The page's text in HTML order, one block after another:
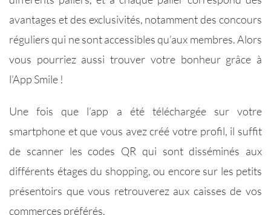
avantages et des exclusivités, notamment des concours
réguliers qui ne sont accessibles qu’aux membres. Alors
vous pourriez aussi trouver votre bonheur grâce à
l’App Smile !
Une fois que l’app a été téléchargée sur votre
smartphone et que vous avez créé votre profil, il suffit
de scanner les codes QR qui sont disséminés aux
différents étages du shopping, ou encore sur les petits
présentoirs que vous retrouverez aux caisses de vos
commerces préférés.